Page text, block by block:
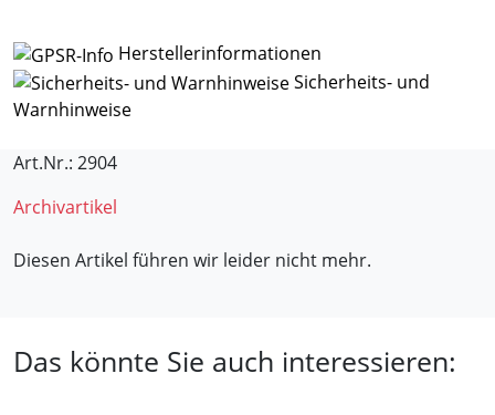
Herstellerinformationen
Sicherheits- und
Warnhinweise
Art.Nr.: 2904
Archivartikel
Diesen Artikel führen wir leider nicht mehr.
Das könnte Sie auch interessieren: